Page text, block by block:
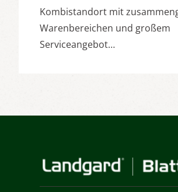
Kombistandort mit
Warenbereichen und großem
Serviceangebot…